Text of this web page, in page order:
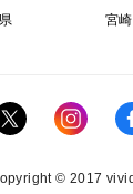
宮
© 2017